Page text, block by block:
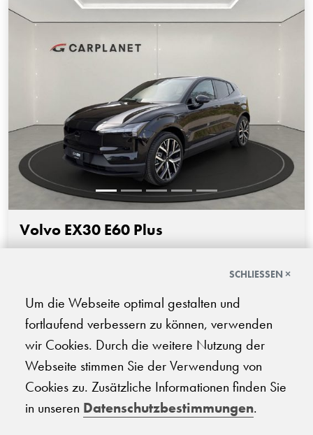
Volvo EX30 E60 Plus
41'215.-
5 6
SCHLIESSEN ×
Um die Webseite optimal gestalten und
fortlaufend verbessern zu können, verwenden
wir Cookies. Durch die weitere Nutzung der
Webseite stimmen Sie der Verwendung von
Cookies zu. Zusätzliche Informationen finden Sie
in unseren Datenschutzbestimmungen.